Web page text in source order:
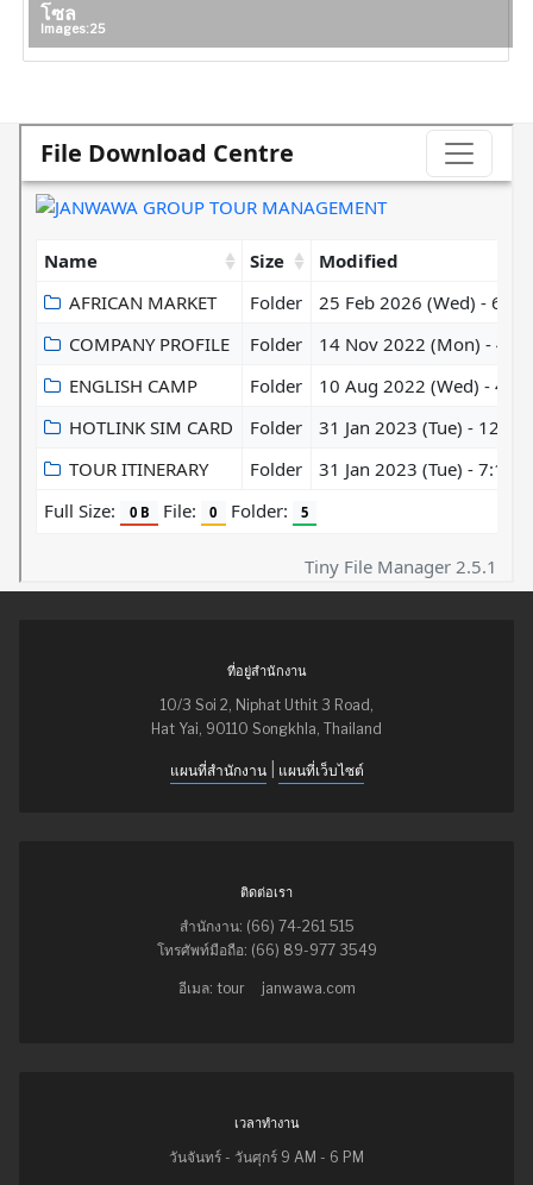
โซล
Images: 25
ที่อยู่สำนักงาน
10/3 Soi 2, Niphat Uthit 3 Road,
Hat Yai, 90110 Songkhla, Thailand
แผนที่สำนักงาน| แผนที่เว็บไซต์
ติดต่อเรา
สำนักงาน: (66) 74-261 515
โทรศัพท์มือถือ: (66) 89-977 3549
อีเมล: tour janwawa.com
เวลาทำงาน
วันจันทร์ - วันศุกร์ 9 AM - 6 PM